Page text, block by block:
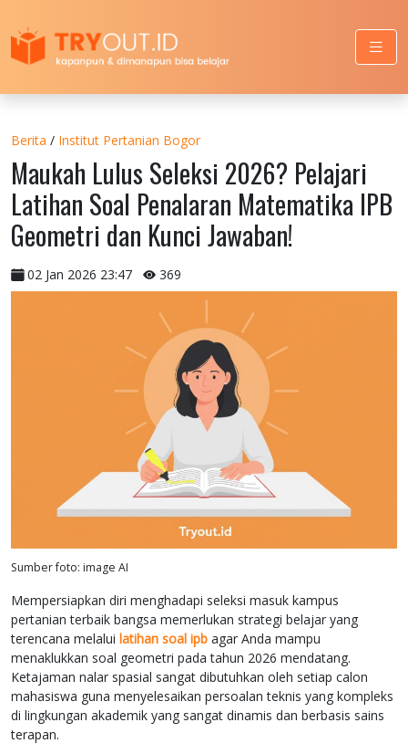
Berita / Institut Pertanian Bogor
Maukah Lulus Seleksi 2026? Pelajari
Latihan Soal Penalaran Matematika IPB
Geometri dan Kunci Jawaban!
02 Jan 2026 23:47 369
Sumber foto: image AI
Mempersiapkan diri menghadapi seleksi masuk kampus
pertanian terbaik bangsa memerlukan strategi belajar yang
terencana melalui latihan soal ipb agar Anda mampu
menaklukkan soal geometri pada tahun 2026 mendatang.
Ketajaman nalar spasial sangat dibutuhkan oleh setiap calon
mahasiswa guna menyelesaikan persoalan teknis yang kompleks
di lingkungan akademik yang sangat dinamis dan berbasis sains
terapan.